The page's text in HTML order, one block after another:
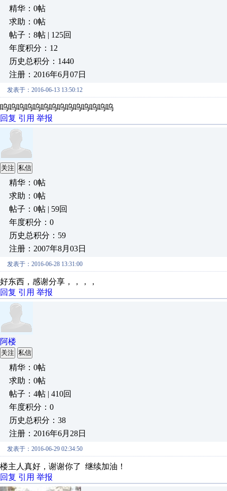
精华：0帖
求助：0帖
帖子：8帖 | 125回
年度积分：12
历史总积分：1440
注册：2016年6月07日
发表于：2016-06-13 13:50:12
呜呜呜呜呜呜呜呜呜呜呜呜呜呜
回复 引用 举报
关注 私信
精华：0帖
求助：0帖
帖子：0帖 | 59回
年度积分：0
历史总积分：59
注册：2007年8月03日
发表于：2016-06-28 13:31:00
好东西，感谢分享，，，，
回复 引用 举报
阿楼
关注 私信
精华：0帖
求助：0帖
帖子：4帖 | 410回
年度积分：0
历史总积分：38
注册：2016年6月28日
发表于：2016-06-29 02:34:50
楼主人真好，谢谢你了 继续加油！
回复 引用 举报